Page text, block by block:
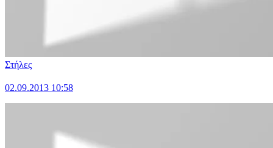
Στήλες
02.09.2013 10:58